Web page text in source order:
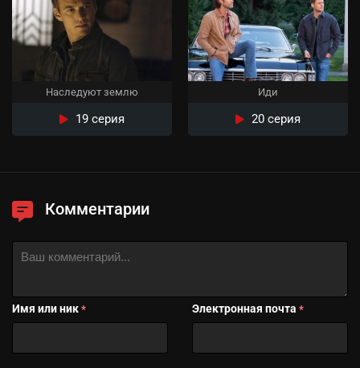
Наследуют землю
19 серия
Иди
20 серия
Комментарии
Имя или ник * Электронная почта *